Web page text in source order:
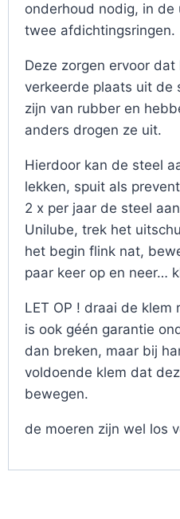
onderhoud nodig, in
twee afdichtingsringen.
Deze zorgen ervoor
verkeerde plaats uit de
zijn van rubber en
anders drogen ze uit.
Hierdoor kan de steel
lekken, spuit als
2 x per jaar de steel
Unilube, trek het
het begin flink nat,
paar keer op en neer…
LET OP ! draai de
is ook géén garantie
dan breken, maar bij
voldoende klem dat
bewegen.
de moeren zijn wel los